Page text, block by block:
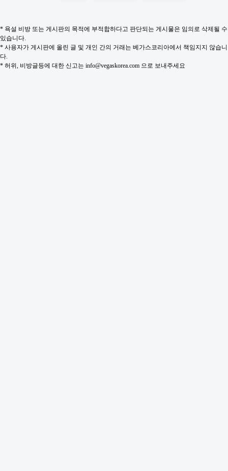
* 욕설 비방 또는 게시판의 목적에 부적합하다고 판단되는 게시물은 임의로 삭제될 수
있습니다.
* 사용자가 게시판에 올린 글 및 개인 간의 거래는 베가스코리아에서 책임지지 않습니
다.
* 허위, 비방글등에 대한 신고는 info@vegaskorea.com 으로 보내주세요